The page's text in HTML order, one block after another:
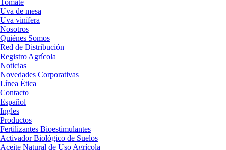
Uva de mesa
Uva vinífera
Nosotros
Quiénes Somos
Red de Distribución
Registro Agrícola
Noticias
Novedades Corporativas
Línea Ética
Contacto
Español
Ingles
Productos
Fertilizantes Bioestimulantes
Activador Biológico de Suelos
Aceite Natural de Uso Agrícola